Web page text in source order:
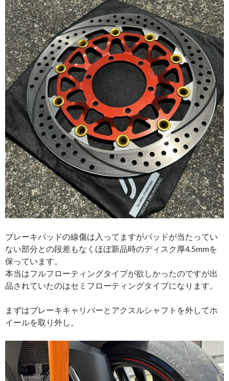
ブレーキパッドの線傷は入ってますがパッドが当たってい
ない部分との段差もなくほぼ新品時のディスク厚4.5mmを
保っています。
本当はフルフローティングタイプが欲しかったのですが出
品されていたのはセミフローティングタイプになります。
まずはブレーキキャリパーとアクスルシャフトを外してホ
イールを取り外し。